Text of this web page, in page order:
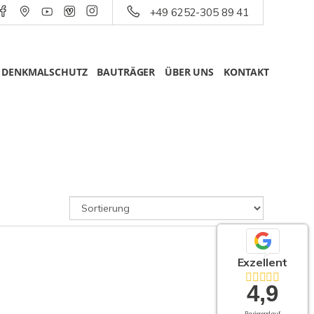
+49 6252-305 89 41
DENKMALSCHUTZ BAUTRÄGER ÜBER UNS KONTAKT
Exzellent
4,9